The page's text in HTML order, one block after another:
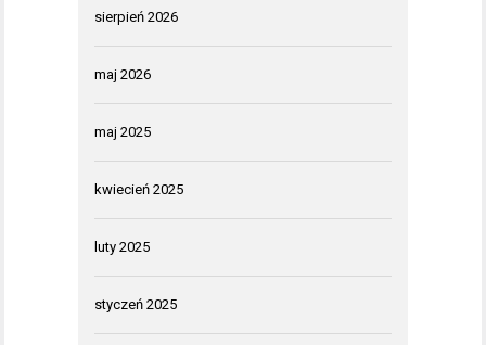
sierpień 2026
maj 2026
maj 2025
kwiecień 2025
luty 2025
styczeń 2025